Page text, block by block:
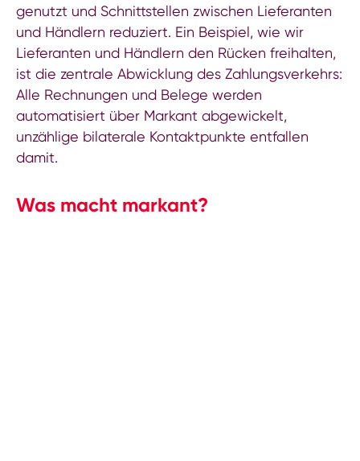
genutzt und Schnittstellen zwischen Lieferanten
und Händlern reduziert. Ein Beispiel, wie wir
Lieferanten und Händlern den Rücken freihalten,
ist die zentrale Abwicklung des Zahlungsverkehrs:
Alle Rechnungen und Belege werden
automatisiert über Markant abgewickelt,
unzählige bilaterale Kontaktpunkte entfallen
damit.
Was macht markant?